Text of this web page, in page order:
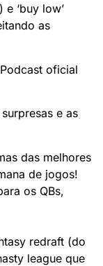
e ‘buy low’
as
oficial
e as
das melhores
de jogos!
os QBs,
redraft (do
league que